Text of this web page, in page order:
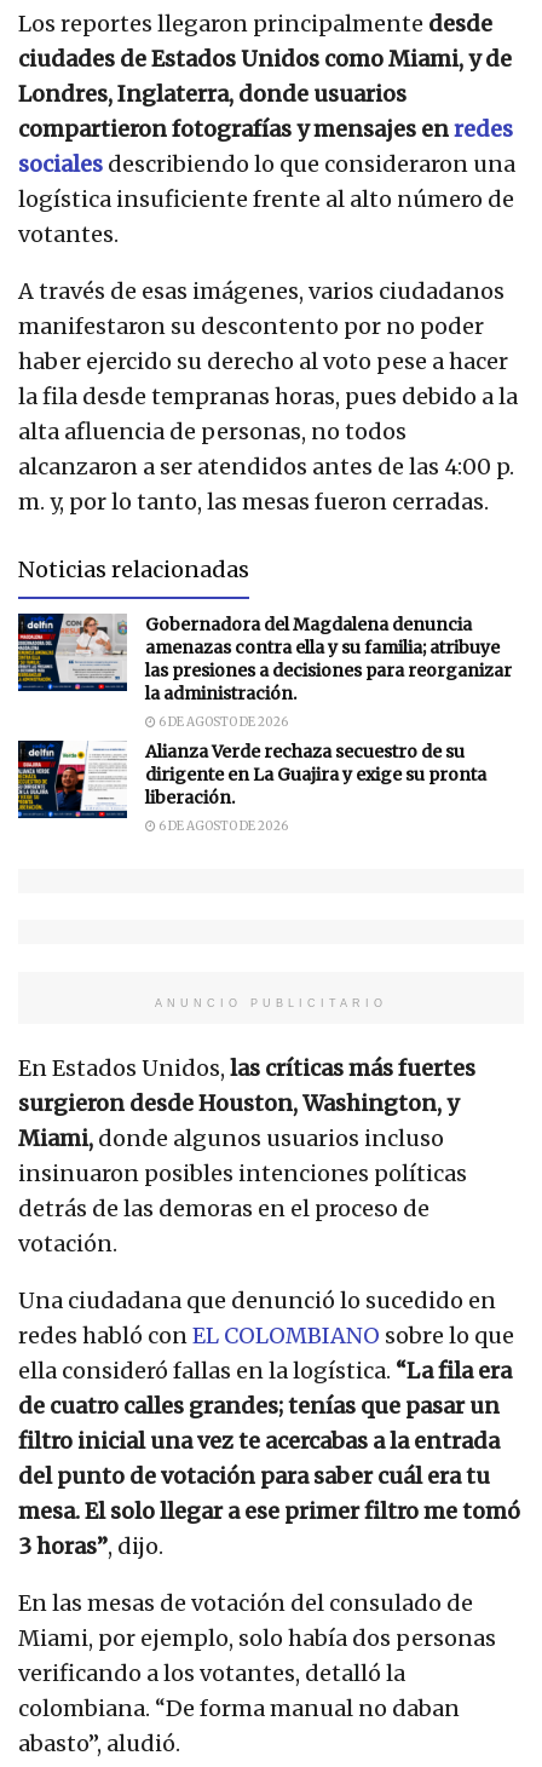
Los reportes llegaron principalmente desde
ciudades de Estados Unidos como Miami, y de
Londres, Inglaterra, donde usuarios
compartieron fotografías y mensajes enredes
sociales describiendo lo que consideraron una
logística insuficiente frente al alto número de
votantes.
A través de esas imágenes, varios ciudadanos
manifestaron su descontento por no poder
haber ejercido su derecho al voto pese a hacer
la fila desde tempranas horas, pues debido a la
alta afluencia de personas, no todos
alcanzaron a ser atendidos antes de las 4:00 p.
m. y, por lo tanto, las mesas fueron cerradas.
Noticias relacionadas
Gobernadora del Magdalena denuncia
amenazas contra ella y su familia; atribuye
las presiones a decisiones para reorganizar
la administración.
6 DE AGOSTO DE 2026
Alianza Verde rechaza secuestro de su
dirigente en La Guajira y exige su pronta
liberación.
6 DE AGOSTO DE 2026
ANUNCIO PUBLICITARIO
En Estados Unidos, las críticas más fuertes
surgieron desde Houston, Washington, y
Miami, donde algunos usuarios incluso
insinuaron posibles intenciones políticas
detrás de las demoras en el proceso de
votación.
Una ciudadana que denunció lo sucedido en
redes habló conEL COLOMBIANO sobre lo que
ella consideró fallas en la logística. “La fila era
de cuatro calles grandes; tenías que pasar un
filtro inicial una vez te acercabas a la entrada
del punto de votación para saber cuál era tu
mesa. El solo llegar a ese primer filtro me tomó
3 horas”, dijo.
En las mesas de votación del consulado de
Miami, por ejemplo, solo había dos personas
verificando a los votantes, detalló la
colombiana. “De forma manual no daban
abasto”, aludió.